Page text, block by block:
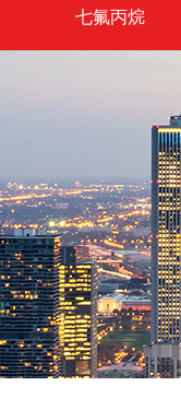
七氟丙烷